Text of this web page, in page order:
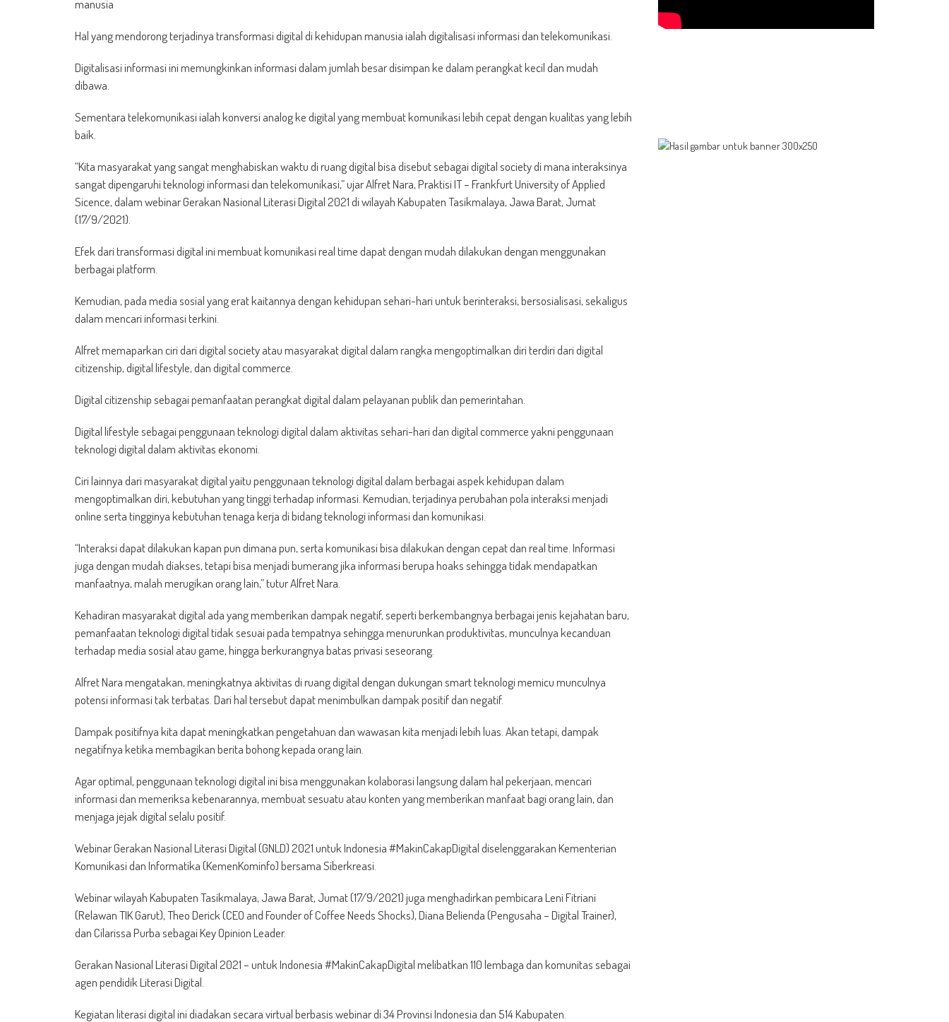
manusia
Hal yang mendorong terjadinya transformasi digital di kehidupan manusia ialah digitalisasi informasi dan telekomunikasi.
Digitalisasi informasi ini memungkinkan informasi dalam jumlah besar disimpan ke dalam perangkat kecil dan mudah
dibawa.
Sementara telekomunikasi ialah konversi analog ke digital yang membuat komunikasi lebih cepat dengan kualitas yang lebih
baik.
“Kita masyarakat yang sangat menghabiskan waktu di ruang digital bisa disebut sebagai digital society di mana interaksinya
sangat dipengaruhi teknologi informasi dan telekomunikasi,” ujar Alfret Nara, Praktisi IT – Frankfurt University of Applied
Sicence, dalam webinar Gerakan Nasional Literasi Digital 2021 di wilayah Kabupaten Tasikmalaya, Jawa Barat, Jumat
(17/9/2021).
Efek dari transformasi digital ini membuat komunikasi real time dapat dengan mudah dilakukan dengan menggunakan
berbagai platform.
Kemudian, pada media sosial yang erat kaitannya dengan kehidupan sehari-hari untuk berinteraksi, bersosialisasi, sekaligus
dalam mencari informasi terkini.
Alfret memaparkan ciri dari digital society atau masyarakat digital dalam rangka mengoptimalkan diri terdiri dari digital
citizenship, digital lifestyle, dan digital commerce.
Digital citizenship sebagai pemanfaatan perangkat digital dalam pelayanan publik dan pemerintahan.
Digital lifestyle sebagai penggunaan teknologi digital dalam aktivitas sehari-hari dan digital commerce yakni penggunaan
teknologi digital dalam aktivitas ekonomi.
Ciri lainnya dari masyarakat digital yaitu penggunaan teknologi digital dalam berbagai aspek kehidupan dalam
mengoptimalkan diri, kebutuhan yang tinggi terhadap informasi. Kemudian, terjadinya perubahan pola interaksi menjadi
online serta tingginya kebutuhan tenaga kerja di bidang teknologi informasi dan komunikasi.
“Interaksi dapat dilakukan kapan pun dimana pun, serta komunikasi bisa dilakukan dengan cepat dan real time. Informasi
juga dengan mudah diakses, tetapi bisa menjadi bumerang jika informasi berupa hoaks sehingga tidak mendapatkan
manfaatnya, malah merugikan orang lain,” tutur Alfret Nara.
Kehadiran masyarakat digital ada yang memberikan dampak negatif, seperti berkembangnya berbagai jenis kejahatan baru,
pemanfaatan teknologi digital tidak sesuai pada tempatnya sehingga menurunkan produktivitas, munculnya kecanduan
terhadap media sosial atau game, hingga berkurangnya batas privasi seseorang.
Alfret Nara mengatakan, meningkatnya aktivitas di ruang digital dengan dukungan smart teknologi memicu munculnya
potensi informasi tak terbatas. Dari hal tersebut dapat menimbulkan dampak positif dan negatif.
Dampak positifnya kita dapat meningkatkan pengetahuan dan wawasan kita menjadi lebih luas. Akan tetapi, dampak
negatifnya ketika membagikan berita bohong kepada orang lain.
Agar optimal, penggunaan teknologi digital ini bisa menggunakan kolaborasi langsung dalam hal pekerjaan, mencari
informasi dan memeriksa kebenarannya, membuat sesuatu atau konten yang memberikan manfaat bagi orang lain, dan
menjaga jejak digital selalu positif.
Webinar Gerakan Nasional Literasi Digital (GNLD) 2021 untuk Indonesia #MakinCakapDigital diselenggarakan Kementerian
Komunikasi dan Informatika (KemenKominfo) bersama Siberkreasi.
Webinar wilayah Kabupaten Tasikmalaya, Jawa Barat, Jumat (17/9/2021) juga menghadirkan pembicara Leni Fitriani
(Relawan TIK Garut), Theo Derick (CEO and Founder of Coffee Needs Shocks), Diana Belienda (Pengusaha – Digital Trainer),
dan Cilarissa Purba sebagai Key Opinion Leader.
Gerakan Nasional Literasi Digital 2021 – untuk Indonesia #MakinCakapDigital melibatkan 110 lembaga dan komunitas sebagai
agen pendidik Literasi Digital.
Kegiatan literasi digital ini diadakan secara virtual berbasis webinar di 34 Provinsi Indonesia dan 514 Kabupaten.